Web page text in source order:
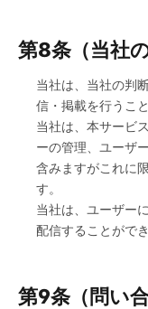
第8条（当社の
当社は、当社の判
信・掲載を行うこ
当社は、本サービ
ーの管理、ユーザ
含みますがこれに
す。
当社は、ユーザー
配信することができ
第9条（問い